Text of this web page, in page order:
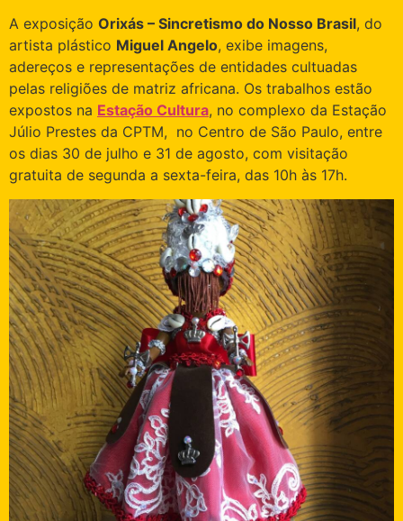
A exposição Orixás – Sincretismo do Nosso Brasil, do
artista plástico Miguel Angelo, exibe imagens,
adereços e representações de entidades cultuadas
pelas religiões de matriz africana. Os trabalhos estão
expostos na Estação Cultura, no complexo da Estação
Júlio Prestes da CPTM, no Centro de São Paulo, entre
os dias 30 de julho e 31 de agosto, com visitação
gratuita de segunda a sexta-feira, das 10h às 17h.